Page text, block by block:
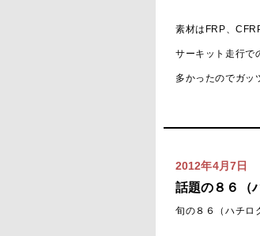
素材はFRP、
サーキット走行で
多かったのでガッ
2012年4月7日
話題の８６（
旬の８６（ハチロ